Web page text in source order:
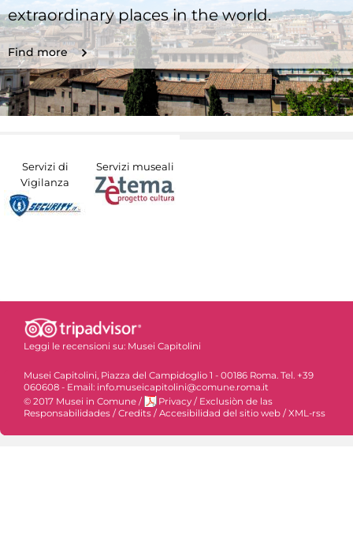
extraordinary places in the world.
Find more
Servizi di
Vigilanza
Servizi museali
Leggi le recensioni su: Musei Capitolini
Musei Capitolini, Piazza del Campidoglio 1 - 00186 Roma. Tel. +39
060608 - Email: info.museicapitolini@comune.roma.it
© 2017 Musei in Comune / Privacy / Exclusiòn de las
Responsabilidades /Credits /Accesibilidad del sitio web /XML-rss